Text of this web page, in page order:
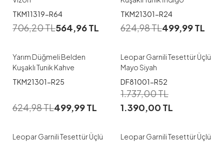
TKM11319-R64
706,20TL564,96TL
TKM21301-R24
624,98TL499,99TL
38 40 42 44
Yarım Düğmeli Belden
Kuşaklı Tunik Kahve
TKM21301-R25
624,98TL499,99TL
38-40
42-44
46-48
50-52
Leopar Garnili Tesettür Üçlü
Mayo Siyah
DF81001-R52
1.737,00TL
1.390,00 TL
38-40
42-44
46-48
50-52
Leopar Garnili Tesettür Üçlü
38-40
42-44
46-48
50-52
Leopar Garnili Tesettür Üçlü